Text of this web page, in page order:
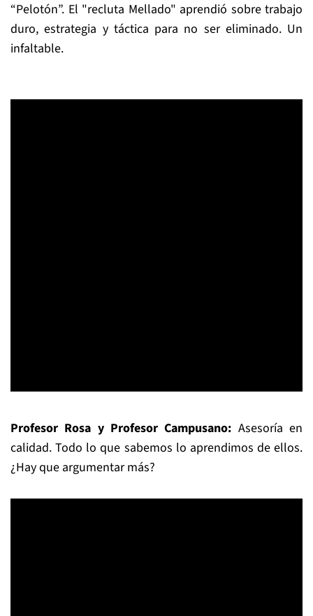
“Pelotón”. El "recluta Mellado" aprendió sobre trabajo
duro, estrategia y táctica para no ser eliminado. Un
infaltable.
Profesor Rosa y Profesor Campusano: Asesoría en
calidad. Todo lo que sabemos lo aprendimos de ellos.
¿Hay que argumentar más?